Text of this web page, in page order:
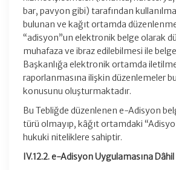
bar, pavyon gibi) tarafından
bulunan ve kağıt ortamda
“adisyon”un elektronik belge olarak
muhafaza ve ibraz edilebilmesi ile
Başkanlığa elektronik ortamda
raporlanmasına ilişkin düzenlemeler
konusunu oluşturmaktadır.
Bu Tebliğde düzenlenen e-Adisyon
türü olmayıp, kâğıt ortamdaki
hukuki niteliklere sahiptir.
IV.12.2. e-Adisyon Uygulamasına